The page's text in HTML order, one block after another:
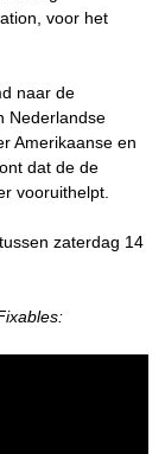
voor het
naar de
Nederlandse
Amerikaanse en
dat de de
vooruithelpt.
zaterdag 14